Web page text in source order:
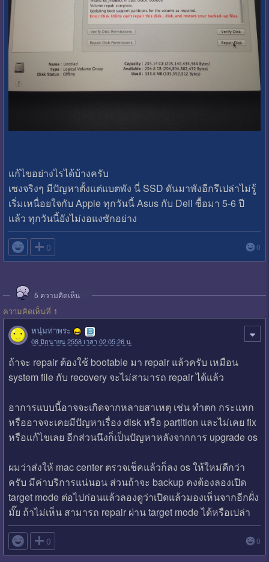
แก้ไขอย่างไรได้บ้างครับ
เซงจริงๆ มีปัญหาตั้งแต่แบตพัง นี่ SSD ดันมาพังอีกรึเปล่าไม่รู้
เริ่มเหนื่อยใจกับ Apple ทุกวันนี้ Asus กับ Dell ซื้อมา 5-6 ปี
แล้ว ทุกวันนี้ยังไม่งอแงซักอย่าง
 0 0
5 ความคิดเห็น
ความคิดเห็นที่ 1
หนุ่มท่าพระ
08 มิถุนายน 2558 เวลา 02:05:26 น.
ถ้าจะ repair ต้องใช้ bootable มา repair แล้วครับ เหมือน
system file กับ recovery จะไม่สามารถ repair ได้แล้ว
อาการแบบนี้อาจจะเกิดจากหลายสาเหตุ เช่น ทำตก กระแทก
หรืออาจจะเคยมีปัญหาเรื่อง disk หรือ partition และไม่เคย fix
หรือแก้ไขเลย อีกส่วนนึงก็เป็นปัญหาหลังจากการ upgrade os
ผมว่าส่งให้ mac center ตรวจเช็คแล้วก็ลง os ให้ใหม่ดีกว่า
ครับ มีค่าบริการแน่นอน ส่วนถ้าจะ backup คงต้องลองเปิด
target mode ต่อไปก่อนแล้วลองดูว่าเปิดแล้วมองเห็นจากอีกฝั่ง
มั๊ย ถ้าไม่เห็น สามารถ repair ผ่าน target mode ได้หรือเปล่า
 0 0